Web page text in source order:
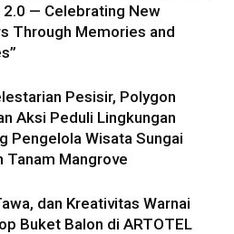
2.0 — Celebrating New
Through Memories and
Pesisir, Polygon
Aksi Peduli Lingkungan
Pengelola Wisata Sungai
Tanam Mangrove
dan Kreativitas Warnai
Buket Balon di ARTOTEL